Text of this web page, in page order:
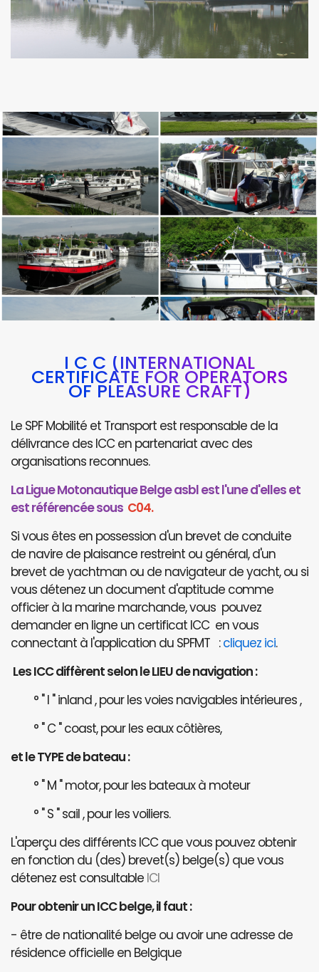
I C C (INTERNATIONAL
CERTIFICATE FOR OPERATORS
OF PLEASURE CRAFT)
Le SPF Mobilité et Transport est responsable de la
délivrance des ICC en partenariat avec des
organisations reconnues.
La Ligue Motonautique Belge asbl est l'une d'elles et
est référencée sous C04.
Si vous êtes en possession d'un brevet de conduite
de navire de plaisance restreint ou général, d'un
brevet de yachtman ou de navigateur de yacht, ou si
vous détenez un document d'aptitude comme
officier à la marine marchande, vous pouvez
demander en ligne un certificat ICC en vous
connectant à l'application du SPFMT :cliquez ici.
Les ICC diffèrent selon le LIEU de navigation :
° " I " inland , pour les voies navigables intérieures ,
° " C " coast, pour les eaux côtières,
et le TYPE de bateau :
° " M " motor, pour les bateaux à moteur
° " S " sail , pour les voiliers.
L'aperçu des différents ICC que vous pouvez obtenir
en fonction du (des) brevet(s) belge(s) que vous
détenez est consultable ICI
Pour obtenir un ICC belge, il faut :
- être de nationalité belge ou avoir une adresse de
résidence officielle en Belgique